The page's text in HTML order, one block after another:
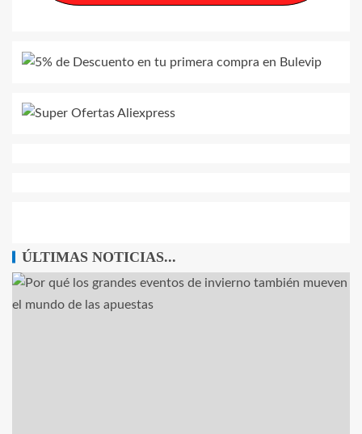
ÚLTIMAS NOTICIAS...